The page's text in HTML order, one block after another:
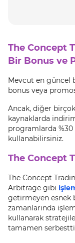
The Concept
Bir Bonus ve
Mevcut en güncel
bonus veya
Ancak, diğer
kaynaklarda
programlarda
kullanabilirsiniz.
The Concept
The Concept
Arbitrage gibi
getirmeyen esnek
zamanlarında
kullanarak
tamamen